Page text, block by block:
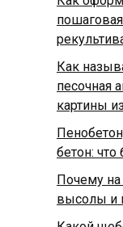
Как
песочная
картины
бетон:
Почему
высолы и